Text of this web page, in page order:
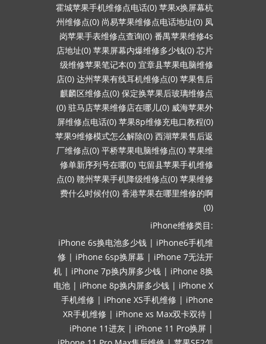
霍城苹果手机维修点电话(0) 苹果x换屏幕杭
州维修点(0) 尚易苹果维修点电话地址(0) 凤
岗苹果手表维修点查询(0) 番禺苹果维修4s
店地址(0) 苹果屏幕内爆维修多少钱(0) 芯片
级维修苹果笔记本(0) 宜章县苹果电脑维修
店(0) 达州苹果有线耳机维修点(0) 苹果售后
麒麟区维修点(0) 保定换苹果后玻璃维修点
(0) 驻马店苹果维修店在哪儿(0) 威海苹果外
屏维修点电话(0) 苹果8p维修充电口教程(0)
苹果9维修模式怎么解除(0) 西湖苹果售后返
厂维修点(0) 平桥苹果电脑维修点(0) 苹果维
修单新序列号在哪(0) 屯留县苹果手机维修
点(0) 赣州苹果手机降级维修点(0) 苹果维修
费什么时候付(0) 香港苹果在哪里维修的啊
(0)
iPhone维修类目:
iPhone 6s换电池多少钱 | iPhone6手机维
修 | iPhone 6sp换屏幕 | iPhone 7无法开
机 | iPhone 7p换内屏多少钱 | iPhone 8换
电池 | iPhone 8p换内屏多少钱 | iPhone X
手机维修 | iPhone XS手机维修 | iPhone
XR手机维修 | iPhone xs Max双卡双待 |
iPhone 11进灰 | iPhone 11 Pro换屏 |